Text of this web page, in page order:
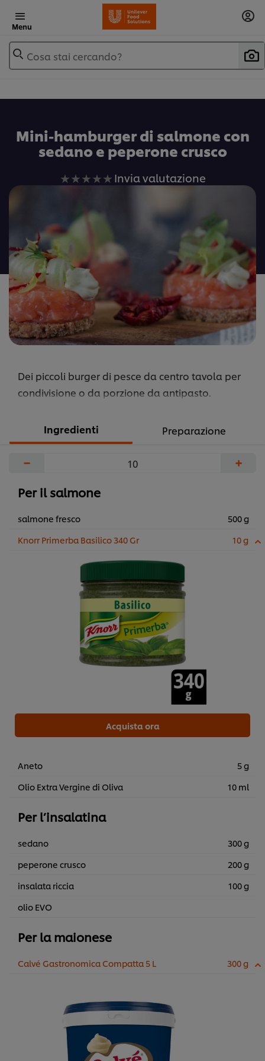
Menu
Cosa stai cercando?
Mini-hamburger di salmone con
sedano e peperone crusco
Nessuna
inviata
Invia valutazione
Dei piccoli burger di pesce da centro tavola per
condivisione o da porzione da antipasto.
Ingredienti Preparazione
− +
Per il salmone
salmone fresco
500 g
Knorr Primerba Basilico 340 Gr
10 g
Acquista ora
Aneto
5 g
Olio Extra Vergine di Oliva
10 ml
Per l’insalatina
sedano
300 g
peperone crusco
200 g
insalata riccia
100 g
olio EVO
Per la maionese
Calvé Gastronomica Compatta 5 L 300 g